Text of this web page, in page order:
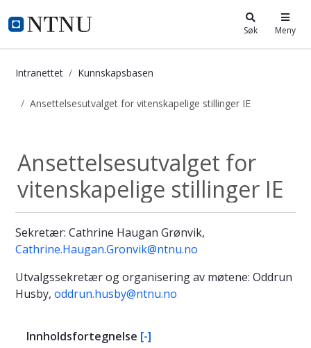
i.ntnu.no Søk Meny
Intranettet Kunnskapsbasen
Ansettelsesutvalget for vitenskapelige stillinger IE
Ansettelsesutvalget for
vitenskapelige stillinger IE
Sekretær: Cathrine Haugan Grønvik,
Cathrine.Haugan.Gronvik@ntnu.no
Utvalgssekretær og organisering av møtene: Oddrun
Husby, oddrun.husby@ntnu.no
Innholdsfortegnelse [-]